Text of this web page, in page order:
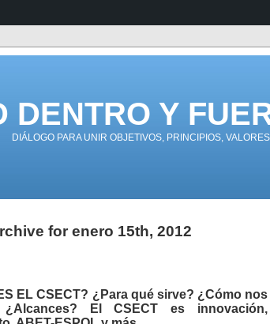
DENTRO Y
DIÁLOGO PARA UNIR OBJETIVOS, PRINCIPIOS,
for enero 15th, 2012
EL CSECT? ¿Para qué sirve? ¿Cómo nos
¿Alcances? El CSECT es innovación,